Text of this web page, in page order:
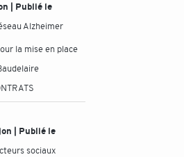
| Publié le
Alzheimer
la mise en place
| Publié le
sociaux